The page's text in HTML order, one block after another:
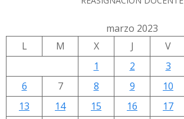
marzo 2023
L
M X J V
1
2 3
6
7 8 9 10
13
14 15 16 17